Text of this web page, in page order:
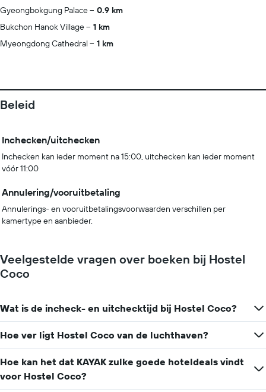
Gyeongbokgung Palace
0.9 km
Bukchon Hanok Village
1 km
Myeongdong Cathedral
1 km
Beleid
Inchecken/uitchecken
Inchecken kan ieder moment na 15:00, uitchecken kan ieder moment
vóór 11:00
Annulering/vooruitbetaling
Annulerings- en vooruitbetalingsvoorwaarden verschillen per
kamertype en aanbieder.
Veelgestelde vragen over boeken bij Hostel
Coco
Wat is de incheck- en uitchecktijd bij Hostel Coco?
Hoe ver ligt Hostel Coco van de luchthaven?
Hoe kan het dat KAYAK zulke goede hoteldeals vindt
voor Hostel Coco?